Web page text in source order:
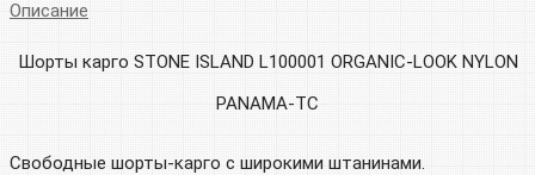
Описание
Шорты карго STONE ISLAND L100001 ORGANIC-LOOK NYLON
PANAMA-TC
Свободные шорты-карго с широкими штанинами.